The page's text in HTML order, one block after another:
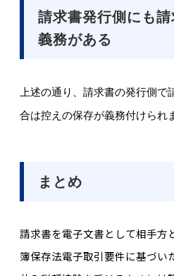
請求書発行側にも
義務がある
上述の通り、請求書の発行側
合は控えの保存が義務付けられ
まとめ
請求書を電子文書として相手方
簿保存法電子取引要件に基づい